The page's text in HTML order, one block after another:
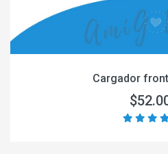
Cargador